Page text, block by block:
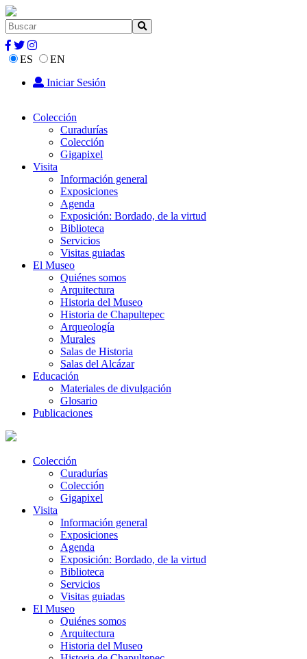
ES
EN
Iniciar Sesión
Colección
Curadurías
Colección
Gigapixel
Visita
Información general
Exposiciones
Agenda
Exposición: Bordado, de la virtud
Biblioteca
Servicios
Visitas guiadas
El Museo
Quiénes somos
Arquitectura
Historia del Museo
Historia de Chapultepec
Arqueología
Murales
Salas de Historia
Salas del Alcázar
Educación
Materiales de divulgación
Glosario
Publicaciones
Colección
Curadurías
Colección
Gigapixel
Visita
Información general
Exposiciones
Agenda
Exposición: Bordado, de la virtud
Biblioteca
Servicios
Visitas guiadas
El Museo
Quiénes somos
Arquitectura
Historia del Museo